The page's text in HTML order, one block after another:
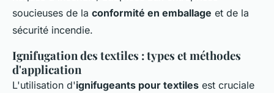
soucieuses de la conformité en emballage et de la
sécurité incendie.
Ignifugation des textiles : types et méthodes
d'application
L'utilisation d'ignifugeants pour textiles est cruciale